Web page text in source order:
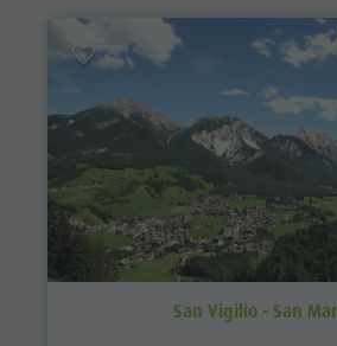
San Vigilio - San